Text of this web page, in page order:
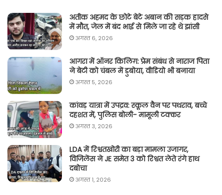
अतीक अहमद के छोटे बेटे अबान की सड़क हादसे
में मौत, जेल में बंद भाई से मिले जा रहे थे झांसी
अगस्त 6, 2026
आगरा में ऑनर किलिग़: प्रेम संबंध से नाराज पिता
ने बेटी को चंबल में डुबोया, वीडियो भी बनाया
अगस्त 5, 2026
कांवड़ यात्रा में उपद्रव: स्कूल वैन पर पथराव, बच्चे
दहशत में, पुलिस बोली- मामूली टक्कर
अगस्त 3, 2026
LDA में रिश्वतखोरी का बड़ा मामला उजागर,
विजिलेंस ने JE समेत 3 को रिश्वत लेते रंगे हाथ
दबोचा
अगस्त 1, 2026